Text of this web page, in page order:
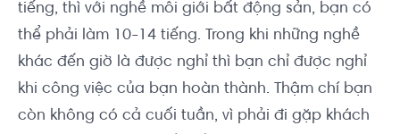
tiếng, thì với nghề môi giới bất động sản, bạn có
thể phải làm 10-14 tiếng. Trong khi những nghề
khác đến giờ là được nghỉ thì bạn chỉ được nghỉ
khi công việc của bạn hoàn thành. Thậm chí bạn
còn không có cả cuối tuần, vì phải đi gặp khách